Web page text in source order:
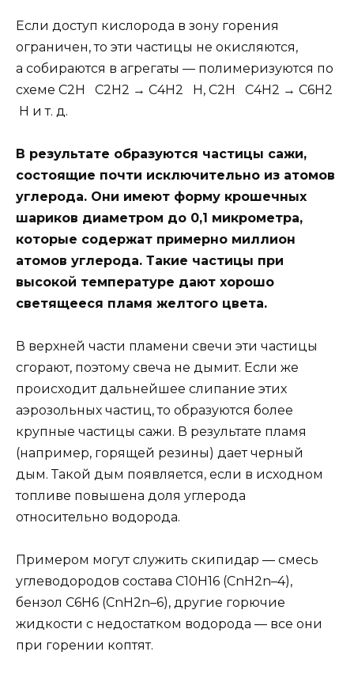
Если доступ кислорода в зону горения
ограничен, то эти частицы не окисляются,
а собираются в агрегаты — полимеризуются по
схеме С2Н С2Н2 → С4Н2 Н, С2Н С4Н2 → С6Н2
Н и т. д.
В результате образуются частицы сажи,
состоящие почти исключительно из атомов
углерода. Они имеют форму крошечных
шариков диаметром до 0,1 микрометра,
которые содержат примерно миллион
атомов углерода. Такие частицы при
высокой температуре дают хорошо
светящееся пламя желтого цвета.
В верхней части пламени свечи эти частицы
сгорают, поэтому свеча не дымит. Если же
происходит дальнейшее слипание этих
аэрозольных частиц, то образуются более
крупные частицы сажи. В результате пламя
(например, горящей резины) дает черный
дым. Такой дым появляется, если в исходном
топливе повышена доля углерода
относительно водорода.
Примером могут служить скипидар — смесь
углеводородов состава С10Н16 (CnH2n–4),
бензол С6Н6 (CnH2n–6), другие горючие
жидкости с недостатком водорода — все они
при горении коптят.